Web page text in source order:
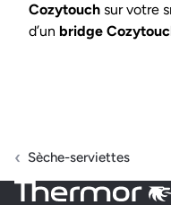
Cozytouch sur votre
d’un bridge
Sèche-serviettes